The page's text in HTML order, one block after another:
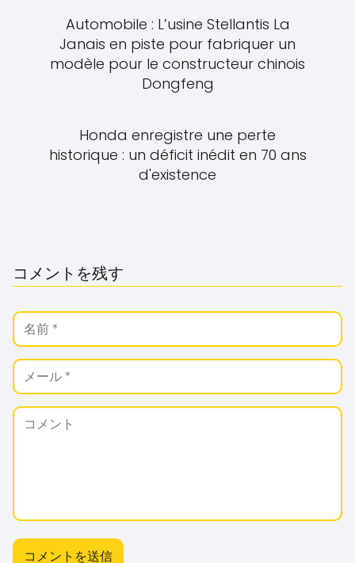
Automobile : L’usine Stellantis La
Janais en piste pour fabriquer un
modèle pour le constructeur chinois
Dongfeng
Honda enregistre une perte
historique : un déficit inédit en 70 ans
d'existence
コメントを残す